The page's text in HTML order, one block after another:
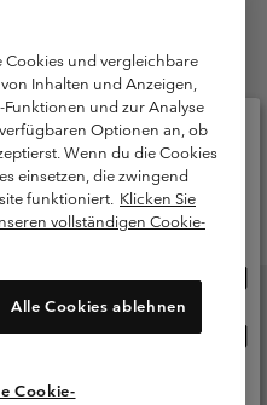
18:00 Uhr
und vergleichbare
Inhalten und Anzeigen,
und zur Analyse
Optionen an, ob
Wenn du die Cookies
einsetzen, die zwingend
funktioniert. Klicken Sie
vollständigen Cookie-
Alle Cookies ablehnen
Cookie-
und Ihre Sprache
verfügbar